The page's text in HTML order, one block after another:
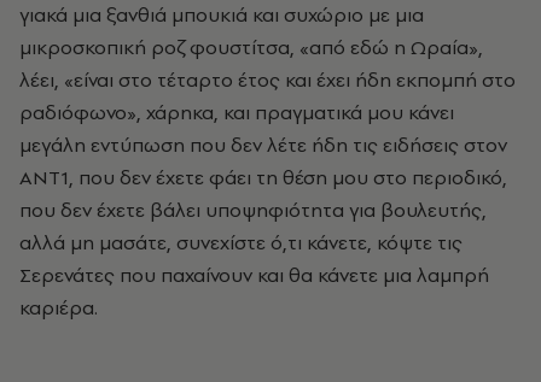
γιακά μια ξανθιά μπουκιά και συχώριο με μια
μικροσκοπική ροζ φουστίτσα, «από εδώ η Ωραία»,
λέει, «είναι στο τέταρτο έτος και έχει ήδη εκπομπή στο
ραδιόφωνο», χάρηκα, και πραγματικά μου κάνει
μεγάλη εντύπωση που δεν λέτε ήδη τις ειδήσεις στον
AΝΤ1, που δεν έχετε φάει τη θέση μου στο περιοδικό,
που δεν έχετε βάλει υποψηφιότητα για βουλευτής,
αλλά μη μασάτε, συνεχίστε ό,τι κάνετε, κόψτε τις
Σερενάτες που παχαίνουν και θα κάνετε μια λαμπρή
καριέρα.